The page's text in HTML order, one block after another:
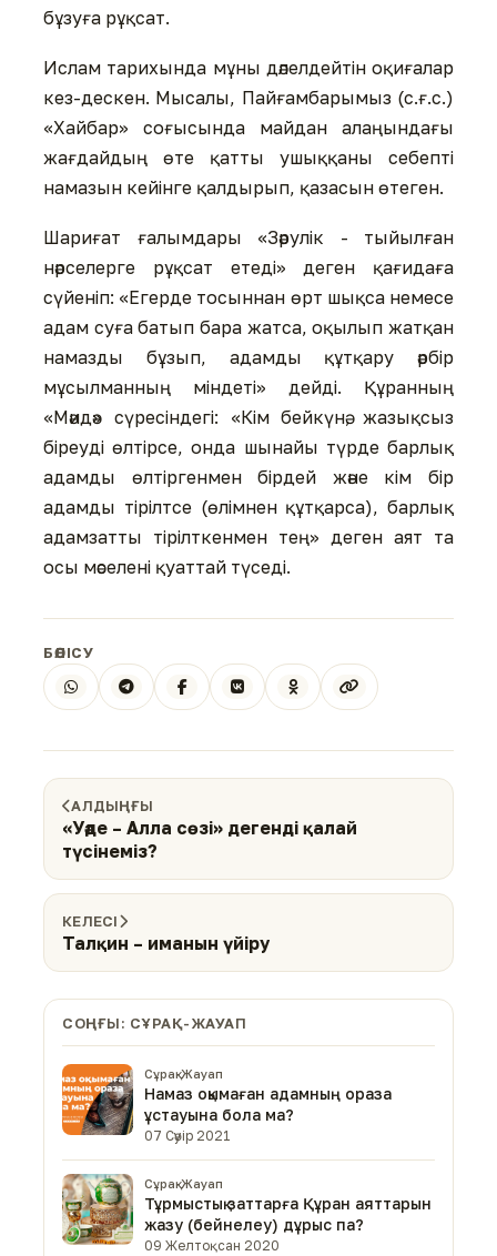
бұзуға рұқсат.
Ислам тарихында мұны дәлелдейтін оқиғалар
кез-дескен. Мысалы, Пайғамбарымыз (с.ғ.с.)
«Хайбар» соғысында майдан алаңындағы
жағдайдың өте қатты ушыққаны себепті
намазын кейінге қалдырып, қазасын өтеген.
Шариғат ғалымдары «Зәрулік - тыйылған
нәрселерге рұқсат етеді» деген қағидаға
сүйеніп: «Егерде тосыннан өрт шықса немесе
адам суға батып бара жатса, оқылып жатқан
намазды бұзып, адамды құтқару әрбір
мұсылманның міндеті» дейді. Құранның
«Мәидә» сүресіндегі: «Кім бейкүнә, жазықсыз
біреуді өлтірсе, онда шынайы түрде барлық
адамды өлтіргенмен бірдей және кім бір
адамды тірілтсе (өлімнен құтқарса), барлық
адамзатты тірілткенмен тең» деген аят та
осы мәселені қуаттай түседі.
БӨЛІСУ
АЛДЫҢҒЫ
«Уәде – Алла сөзі» дегенді қалай
түсінеміз?
КЕЛЕСІ
Талқин – иманын үйіру
СОҢҒЫ: СҰРАҚ-ЖАУАП
Сұрақ-Жауап
Намаз оқымаған адамның ораза
ұстауына бола ма?
07 Сәуір 2021
Сұрақ-Жауап
Тұрмыстық заттарға Құран аяттарын
жазу (бейнелеу) дұрыс па?
09 Желтоқсан 2020